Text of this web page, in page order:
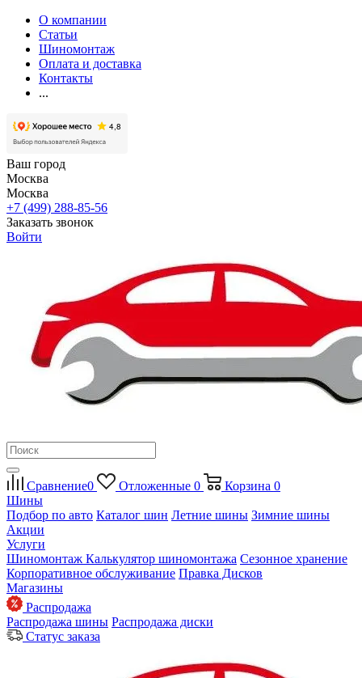
О компании
Статьи
Шиномонтаж
Оплата и доставка
Контакты
...
Ваш город
Москва
Москва
+7 (499) 288-85-56
Заказать звонок
Войти
Сравнение0 Отложенные 0 Корзина 0
Шины
Подбор по авто Каталог шин Летние шины Зимние шины
Акции
Услуги
Шиномонтаж Калькулятор шиномонтажа Сезонное хранение
Корпоративное обслуживание Правка Дисков
Магазины
Распродажа
Распродажа шины Распродажа диски
Статус заказа